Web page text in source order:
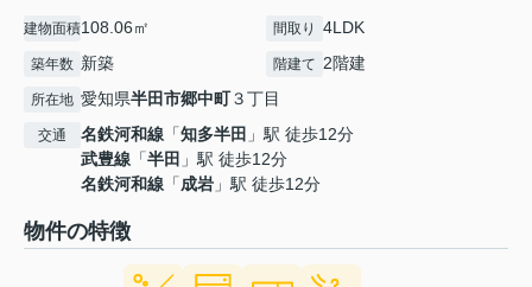
建物面積108.06㎡ 間取り 4LDK
築年数 新築 階建て 2階建
所在地 愛知県半田市郷中町３丁目
交通 名鉄河和線 「知多半田 」駅 徒歩12分
武豊線 「半田 」駅 徒歩12分
名鉄河和線 「成岩 」駅 徒歩12分
物件の特徴